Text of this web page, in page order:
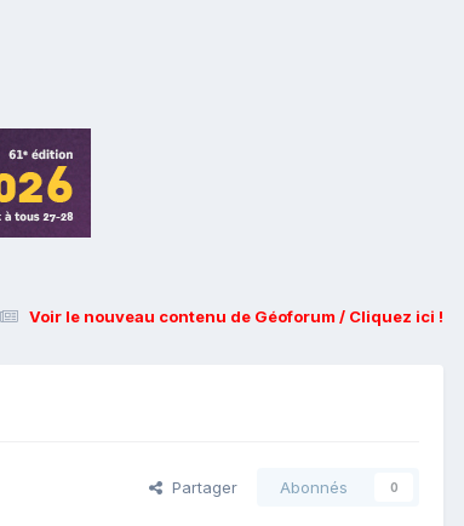
Voir le nouveau contenu de Géoforum / Cliquez ici !
Partager Abonnés 0